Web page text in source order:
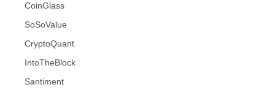
CoinGlass
SoSoValue
CryptoQuant
IntoTheBlock
Santiment